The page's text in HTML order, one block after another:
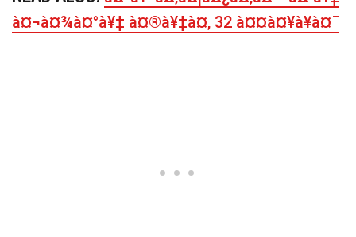
à¤¬à¤¾à¤°à¥‡ à¤®à¥‡à¤‚ 32 à¤¤à¤¥à¥à¤¯